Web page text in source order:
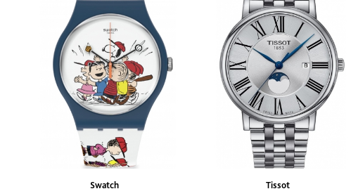
Swatch Tissot